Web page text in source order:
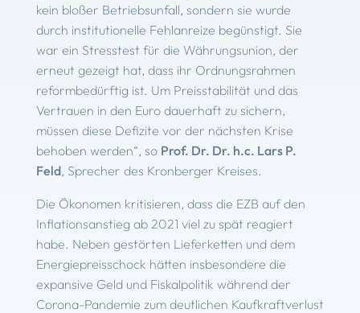
kein bloßer Betriebsunfall, sondern sie wurde
durch institutionelle Fehlanreize begünstigt. Sie
war ein Stresstest für die Währungsunion, der
erneut gezeigt hat, dass ihr Ordnungsrahmen
reformbedürftig ist. Um Preisstabilität und das
Vertrauen in den Euro dauerhaft zu sichern,
müssen diese Defizite vor der nächsten Krise
behoben werden“, so Prof. Dr. Dr. h.c. Lars P.
Feld, Sprecher des Kronberger Kreises.
Die Ökonomen kritisieren, dass die EZB auf den
Inflationsanstieg ab 2021 viel zu spät reagiert
habe. Neben gestörten Lieferketten und dem
Energiepreisschock hätten insbesondere die
expansive Geld und Fiskalpolitik während der
Corona-Pandemie zum deutlichen Kaufkraftverlust